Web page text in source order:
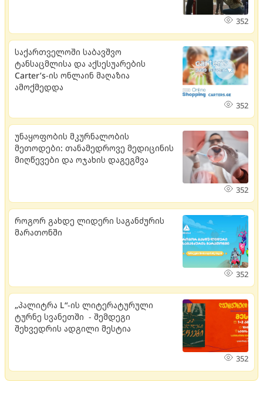
352
საქართველოში საბავშვო
ტანსაცმლისა და აქსესუარების
Carter’s-ის ონლაინ მაღაზია
ამოქმედდა
352
უნაყოფობის მკურნალობის
მეთოდები: თანამედროვე მედიცინის
მიღწევები და ოჯახის დაგეგმვა
352
როგორ გახდე ლიდერი საგანძურის
მარათონში
352
„პალიტრა L“-ის ლიტერატურული
ტურნე სვანეთში - შემდეგი
შეხვედრის ადგილი მესტია
352